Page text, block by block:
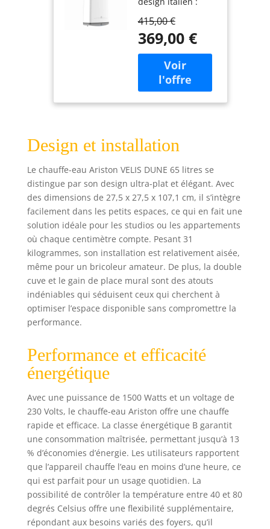
d’Economies
d’Energie -
Conçu et
fabriqué pour
être installé en
France.
seulement 27 cm
de profondeur,
remplace les
chauffe-eaux
cylindriques de
100L, installation
verticale ou
pour tous les
intérieurs
Économies
d'énergie Eco Evo :
fonction
intelligente qui
adapte la chauffe
aux habitudes de
consommation,
jusqu'à 15%
d'économie
d'énergie, classe
énergétique B
pour foyers de 2 à
plus rapide qu'un
capacité de 65L
offrant jusqu'à 159
litres d'eau chaude
à 40°C, temps de
chauffe de 45
minutes pour la
première douche
Durabilité et
protection : équipé
d'anodes
magnésium pour
415,00 €
369,00 €
Design et installation
Le chauffe-eau Ariston VELIS DUNE 65 litres se
distingue par son design ultra-plat et élégant. Avec
des dimensions de 27,5 x 27,5 x 107,1 cm, il s’intègre
facilement dans les petits espaces, ce qui en fait une
solution idéale pour les studios ou les appartements
où chaque centimètre compte. Pesant 31
kilogrammes, son installation est relativement aisée,
même pour un bricoleur amateur. De plus, la double
cuve et le gain de place mural sont des atouts
indéniables qui séduisent ceux qui cherchent à
optimiser l’espace disponible sans compromettre la
performance.
Performance et efficacité
énergétique
Avec une puissance de 1500 Watts et un voltage de
230 Volts, le chauffe-eau Ariston offre une chauffe
rapide et efficace. La classe énergétique B garantit
une consommation maîtrisée, permettant jusqu’à 13
% d’économies d’énergie. Les utilisateurs rapportent
que l’appareil chauffe l’eau en moins d’une heure, ce
qui est parfait pour un usage quotidien. La
possibilité de contrôler la température entre 40 et 80
degrés Celsius offre une flexibilité supplémentaire,
répondant aux besoins variés des foyers, qu’il